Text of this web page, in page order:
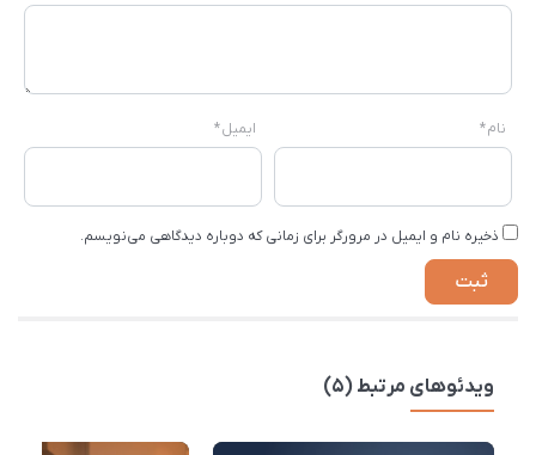
نام* ایمیل*
ذخیره نام و ایمیل در مرورگر برای زمانی که دوباره دیدگاهی می‌نویسم.
ویدئوهای مرتبط (5)